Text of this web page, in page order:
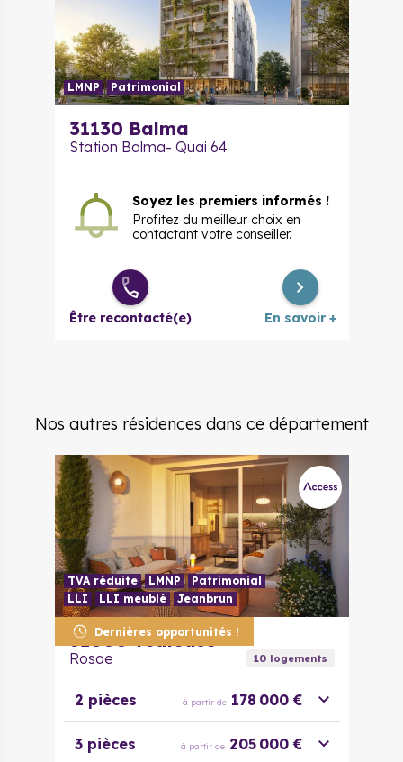
LMNP Patrimonial
31130 Balma
Station Balma- Quai 64
Soyez les premiers informés !
Profitez du meilleur choix en
contactant votre conseiller.
Être recontacté(e) En savoir +
Nos autres résidences dans ce département
Dernières opportunités !
TVA réduite LMNP
Patrimonial
LLI
LLI meublé Jeanbrun
31000 Toulouse
Rosae 10logements
2 pièces à partir de 178 000 €
3 pièces à partir de 205 000 €